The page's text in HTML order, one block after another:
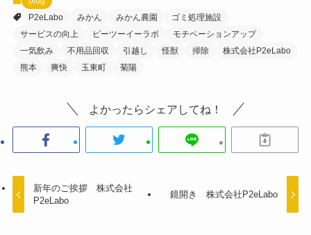
P2eLabo
みかん みかん農園
ゴミ処理施設
サービスの向上
ピーツーイーラボ
モチベーションアップ
一気飲み
不用品回収 引越し 怪獣 掃除
株式会社P2eLabo
熊本
爽快 玉東町 菊陽
よかったらシェアしてね！
新年のご挨拶 株式会社
P2eLabo
鏡開き 株式会社P2eLabo